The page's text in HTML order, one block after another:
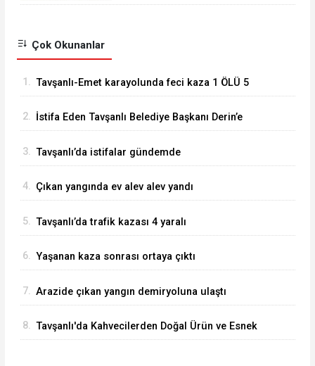
Çok Okunanlar
1. Tavşanlı-Emet karayolunda feci kaza 1 ÖLÜ 5
2. İstifa Eden Tavşanlı Belediye Başkanı Derin’e
3. Tavşanlı’da istifalar gündemde
4. Çıkan yangında ev alev alev yandı
5. Tavşanlı’da trafik kazası 4 yaralı
6. Yaşanan kaza sonrası ortaya çıktı
7. Arazide çıkan yangın demiryoluna ulaştı
8. Tavşanlı'da Kahvecilerden Doğal Ürün ve Esnek